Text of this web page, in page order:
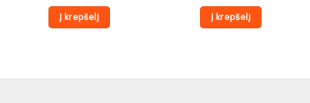
Į krepšelį Į krepšelį